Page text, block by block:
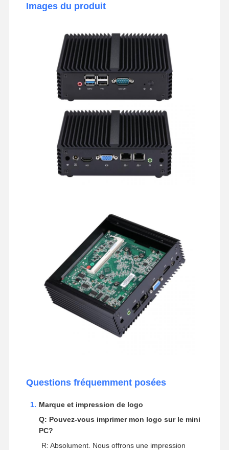
Images du produit
Questions fréquemment posées
Marque et impression de logo
Q: Pouvez-vous imprimer mon logo sur le mini
PC?
R: Absolument. Nous offrons une impression